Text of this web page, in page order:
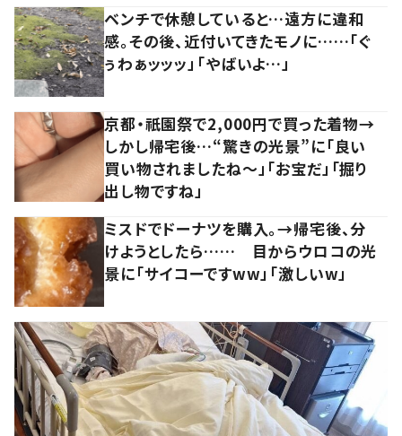
ベンチで休憩していると…遠方に違和
感。その後、近付いてきたモノに……「ぐ
ぅわぁッッッ」「やばいよ…」
京都・祇園祭で2,000円で買った着物→
しかし帰宅後…“驚きの光景”に「良い
買い物されましたね～」「お宝だ」「掘り
出し物ですね」
ミスドでドーナツを購入。→帰宅後、分
けようとしたら…… 目からウロコの光
景に「サイコーですww」「激しいw」